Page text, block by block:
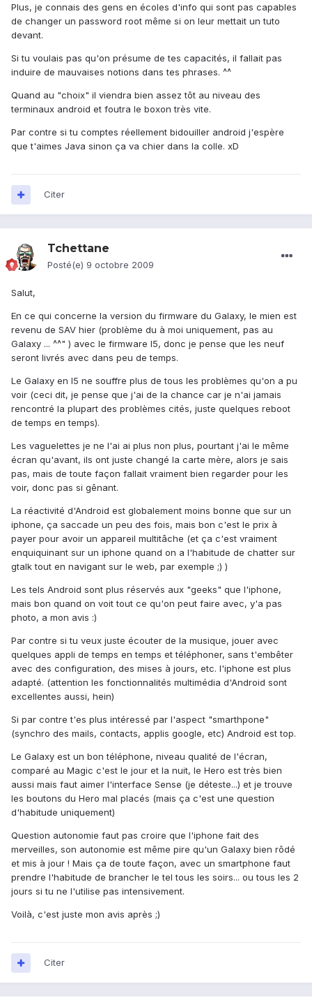
Plus, je connais des gens en écoles d'info qui sont pas capables
de changer un password root même si on leur mettait un tuto
devant.
Si tu voulais pas qu'on présume de tes capacités, il fallait pas
induire de mauvaises notions dans tes phrases. ^^
Quand au "choix" il viendra bien assez tôt au niveau des
terminaux android et foutra le boxon très vite.
Par contre si tu comptes réellement bidouiller android j'espère
que t'aimes Java sinon ça va chier dans la colle. xD
Citer
Tchettane
Posté(e) 9 octobre 2009
Salut,
En ce qui concerne la version du firmware du Galaxy, le mien est
revenu de SAV hier (problème du à moi uniquement, pas au
Galaxy ... ^^" ) avec le firmware I5, donc je pense que les neuf
seront livrés avec dans peu de temps.
Le Galaxy en I5 ne souffre plus de tous les problèmes qu'on a pu
voir (ceci dit, je pense que j'ai de la chance car je n'ai jamais
rencontré la plupart des problèmes cités, juste quelques reboot
de temps en temps).
Les vaguelettes je ne l'ai ai plus non plus, pourtant j'ai le même
écran qu'avant, ils ont juste changé la carte mère, alors je sais
pas, mais de toute façon fallait vraiment bien regarder pour les
voir, donc pas si gênant.
La réactivité d'Android est globalement moins bonne que sur un
iphone, ça saccade un peu des fois, mais bon c'est le prix à
payer pour avoir un appareil multitâche (et ça c'est vraiment
enquiquinant sur un iphone quand on a l'habitude de chatter sur
gtalk tout en navigant sur le web, par exemple ;) )
Les tels Android sont plus réservés aux "geeks" que l'iphone,
mais bon quand on voit tout ce qu'on peut faire avec, y'a pas
photo, a mon avis :)
Par contre si tu veux juste écouter de la musique, jouer avec
quelques appli de temps en temps et téléphoner, sans t'embêter
avec des configuration, des mises à jours, etc. l'iphone est plus
adapté. (attention les fonctionnalités multimédia d'Android sont
excellentes aussi, hein)
Si par contre t'es plus intéressé par l'aspect "smarthpone"
(synchro des mails, contacts, applis google, etc) Android est top.
Le Galaxy est un bon téléphone, niveau qualité de l'écran,
comparé au Magic c'est le jour et la nuit, le Hero est très bien
aussi mais faut aimer l'interface Sense (je déteste...) et je trouve
les boutons du Hero mal placés (mais ça c'est une question
d'habitude uniquement)
Question autonomie faut pas croire que l'iphone fait des
merveilles, son autonomie est même pire qu'un Galaxy bien rôdé
et mis à jour ! Mais ça de toute façon, avec un smartphone faut
prendre l'habitude de brancher le tel tous les soirs... ou tous les 2
jours si tu ne l'utilise pas intensivement.
Voilà, c'est juste mon avis après ;)
Citer